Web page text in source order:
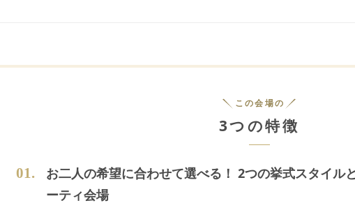
この会場の
3つの特徴
01.
お二人の希望に合わせて選べる！ 2つの挙式スタイル
ーティ会場